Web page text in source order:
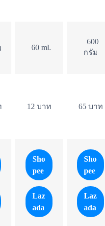
60 ml.
600
กรัม
12 บาท 65 บาท
Sho
pee
Laz
ada
Sho
pee
Laz
ada